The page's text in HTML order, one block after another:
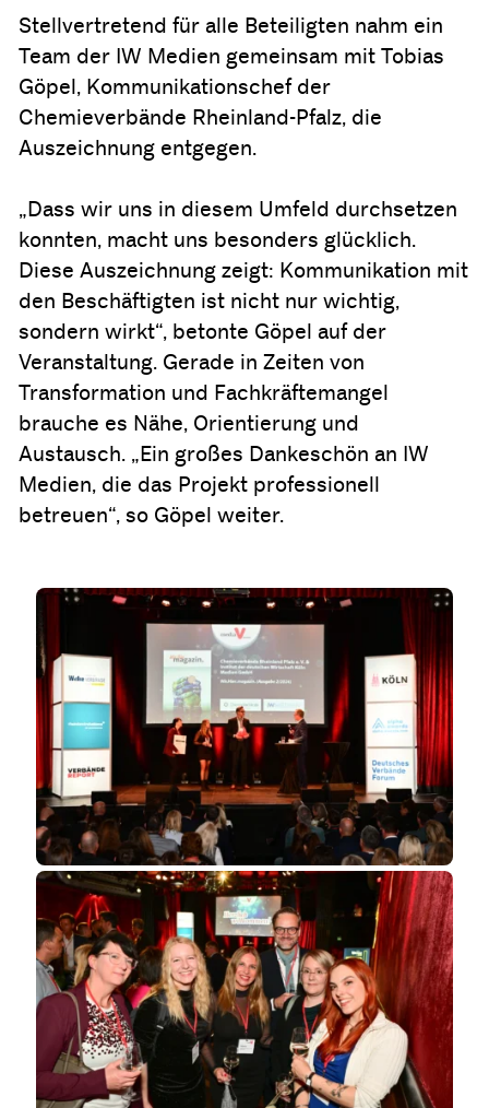
Stellvertretend für alle Beteiligten nahm ein
Team der IW Medien gemeinsam mit Tobias
Göpel, Kommunikationschef der
Chemieverbände Rheinland-Pfalz, die
Auszeichnung entgegen.
„Dass wir uns in diesem Umfeld durchsetzen
konnten, macht uns besonders glücklich.
Diese Auszeichnung zeigt: Kommunikation mit
den Beschäftigten ist nicht nur wichtig,
sondern wirkt“, betonte Göpel auf der
Veranstaltung. Gerade in Zeiten von
Transformation und Fachkräftemangel
brauche es Nähe, Orientierung und
Austausch. „Ein großes Dankeschön an IW
Medien, die das Projekt professionell
betreuen“, so Göpel weiter.